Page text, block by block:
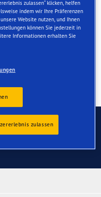
zulassen“ klicken, helfen
indem wir Ihre Präferenzen
Website nutzen, und Ihnen
können Sie jederzeit in
Informationen erhalten Sie
zulassen